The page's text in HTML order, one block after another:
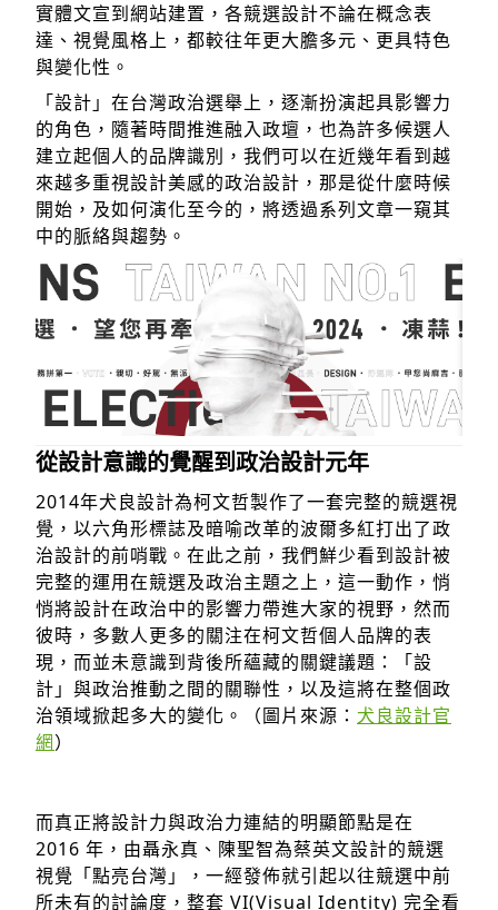
實體文宣到網站建置，各競選設計不論在概念表
達、視覺風格上，都較往年更大膽多元、更具特色
與變化性。
「設計」在台灣政治選舉上，逐漸扮演起具影響力
的角色，隨著時間推進融入政壇，也為許多候選人
建立起個人的品牌識別，我們可以在近幾年看到越
來越多重視設計美感的政治設計，那是從什麼時候
開始，及如何演化至今的，將透過系列文章一窺其
中的脈絡與趨勢。
從設計意識的覺醒到政治設計元年
2014年犬良設計為柯文哲製作了一套完整的競選視
覺，以六角形標誌及暗喻改革的波爾多紅打出了政
治設計的前哨戰。在此之前，我們鮮少看到設計被
完整的運用在競選及政治主題之上，這一動作，悄
悄將設計在政治中的影響力帶進大家的視野，然而
彼時，多數人更多的關注在柯文哲個人品牌的表
現，而並未意識到背後所蘊藏的關鍵議題：「設
計」與政治推動之間的關聯性，以及這將在整個政
治領域掀起多大的變化。（圖片來源： 犬良設計官
網）
而真正將設計力與政治力連結的明顯節點是在
2016 年，由聶永真、陳聖智為蔡英文設計的競選
視覺「點亮台灣」，一經發佈就引起以往競選中前
所未有的討論度，整套 VI(Visual Identity) 完全看